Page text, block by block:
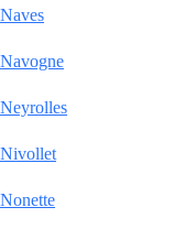
Naves
Navogne
Neyrolles
Nivollet
Nonette